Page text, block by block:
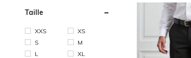
Taille
XXS
XS
S
M
L
XL